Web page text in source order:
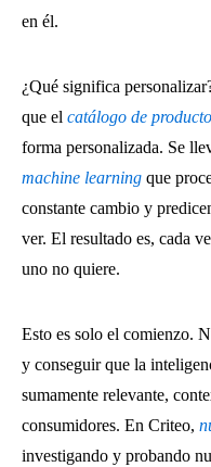
en él.
¿Qué significa
que el catálogo de
forma personalizada. Se
machine learning que
constante cambio y
ver. El resultado es, cada
uno no quiere.
Esto es solo el comienzo.
y conseguir que la
sumamente relevante,
consumidores. En Criteo,
investigando y probando